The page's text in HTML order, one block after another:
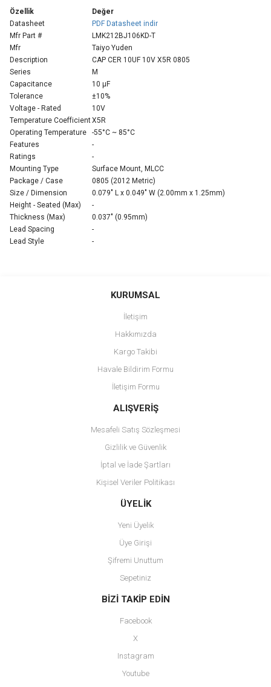
Özellik
Değer
Datasheet
PDF Datasheet indir
Mfr Part #
LMK212BJ106KD-T
Mfr
Taiyo Yuden
Description
CAP CER 10UF 10V X5R 0805
Series
M
Capacitance
10 µF
Tolerance
±10%
Voltage - Rated
10V
Temperature CoefficientX5R
Operating Temperature
-55°C ~ 85°C
Features
-
Ratings
-
Mounting Type
Surface Mount, MLCC
Package / Case
0805 (2012 Metric)
Size / Dimension
0.079" L x 0.049" W (2.00mm x 1.25mm)
Height - Seated (Max)
-
Thickness (Max)
0.037" (0.95mm)
Lead Spacing
-
Lead Style
-
Bu ürüne ilk yorumu siz yapın!
Ürün resmi kalitesiz, bozuk veya görüntülenemiyor.
Ürün açıklamasında eksik bilgiler bulunuyor.
Ürün bilgilerinde hatalar bulunuyor.
Ürün fiyatı diğer sitelerden daha pahalı.
Bu ürüne benzer farklı alternatifler olmalı.
Gönder
KURUMSAL
İletişim
Hakkımızda
Kargo Takibi
Havale Bildirim Formu
İletişim Formu
ALIŞVERİŞ
Mesafeli Satış Sözleşmesi
Gizlilik ve Güvenlik
İptal ve İade Şartları
Kişisel Veriler Politikası
ÜYELİK
Yeni Üyelik
Üye Girişi
Şifremi Unuttum
Sepetiniz
BİZİ TAKİP EDİN
Facebook
X
Instagram
Youtube